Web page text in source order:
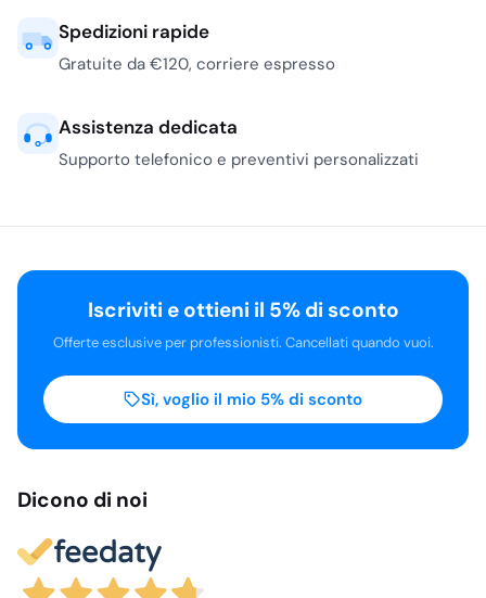
Spedizioni rapide
Gratuite da €120, corriere espresso
Assistenza dedicata
Supporto telefonico e preventivi personalizzati
Dicono di noi
Iscriviti e ottieni il 5% di sconto
Offerte esclusive per professionisti. Cancellati quando vuoi.
Sì, voglio il mio 5% di sconto